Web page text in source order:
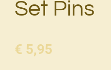
Set Pins
€ 5,95